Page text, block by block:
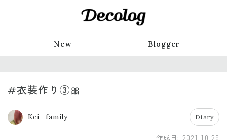
New Blogger
#衣装作り③🎀
Kei_family Diary
作成日: 2021.10.29